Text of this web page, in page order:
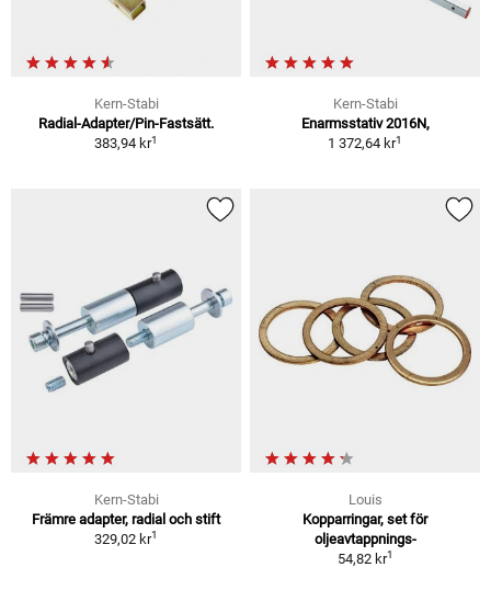
Kern-Stabi
Radial-Adapter/Pin-Fastsätt.
383,94 kr1
Kern-Stabi
Enarmsstativ 2016N,
1 372,64 kr1
Kern-Stabi
Främre adapter, radial och stift
329,02 kr1
Louis
Kopparringar, set för
oljeavtappnings-
54,82 kr1